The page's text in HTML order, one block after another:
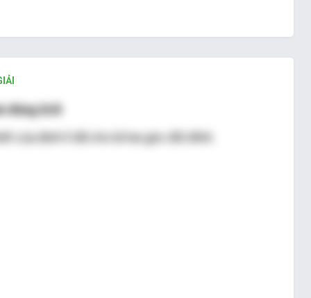
đúng là B
của định lí đã cho là hai góc đối đỉnh.